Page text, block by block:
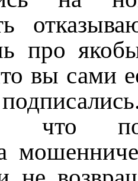
про
вы сами
что